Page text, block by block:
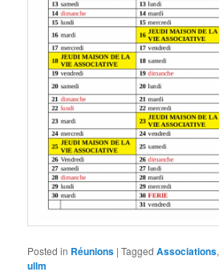
Posted in Réunions |Tagged Associations,
ullm